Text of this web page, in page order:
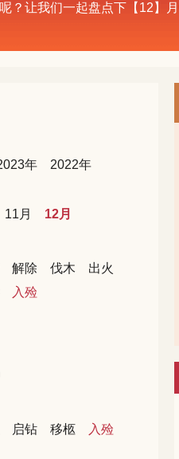
？让我们一起盘点下【12】
年
2022年
11月 12月
解除 伐木
出火
入殓
启钻 移柩
入殓